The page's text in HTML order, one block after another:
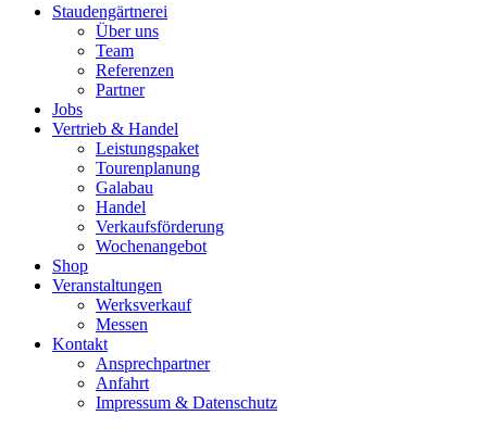
Staudengärtnerei
Über uns
Team
Referenzen
Partner
Jobs
Vertrieb & Handel
Leistungspaket
Tourenplanung
Galabau
Handel
Verkaufsförderung
Wochenangebot
Shop
Veranstaltungen
Werksverkauf
Messen
Kontakt
Ansprechpartner
Anfahrt
Impressum & Datenschutz